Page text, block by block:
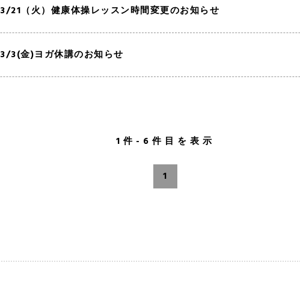
3/21（火）健康体操レッスン時間変更のお知らせ
3/3(金)ヨガ休講のお知らせ
1件-6件目を表示
1